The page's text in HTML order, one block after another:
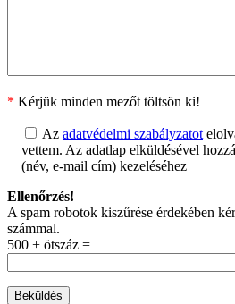
* Kérjük minden mezőt töltsön ki!
Az adatvédelmi szabályzatot
vettem. Az adatlap elküldésével
(név, e-mail cím) kezeléséhez
Ellenőrzés!
A spam robotok kiszűrése érdekében
számmal.
500 + ötszáz =